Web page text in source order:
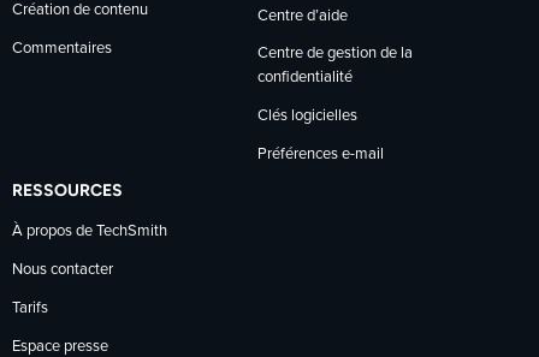
Création de contenu
Commentaires
Centre d’aide
Centre de gestion de la
confidentialité
Clés logicielles
Préférences e-mail
RESSOURCES
À propos de TechSmith
Nous contacter
Tarifs
Espace presse